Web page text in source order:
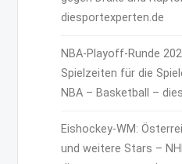
diesportexperten.de
NBA-Playoff-Runde
Spielzeiten für die
NBA – Basketball –
Eishockey-WM:
und weitere Stars –